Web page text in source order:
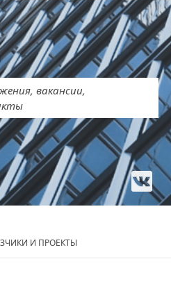
вакансии,
И ПРОЕКТЫ